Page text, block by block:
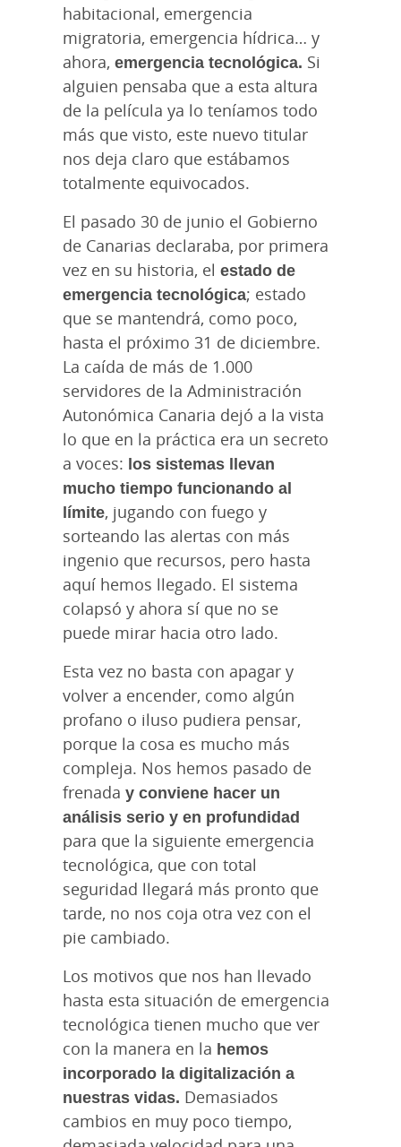
habitacional, emergencia
migratoria, emergencia hídrica… y
ahora, emergencia tecnológica. Si
alguien pensaba que a esta altura
de la película ya lo teníamos todo
más que visto, este nuevo titular
nos deja claro que estábamos
totalmente equivocados.
El pasado 30 de junio el Gobierno
de Canarias declaraba, por primera
vez en su historia, el estado de
emergencia tecnológica; estado
que se mantendrá, como poco,
hasta el próximo 31 de diciembre.
La caída de más de 1.000
servidores de la Administración
Autonómica Canaria dejó a la vista
lo que en la práctica era un secreto
a voces: los sistemas llevan
mucho tiempo funcionando al
límite, jugando con fuego y
sorteando las alertas con más
ingenio que recursos, pero hasta
aquí hemos llegado. El sistema
colapsó y ahora sí que no se
puede mirar hacia otro lado.
Esta vez no basta con apagar y
volver a encender, como algún
profano o iluso pudiera pensar,
porque la cosa es mucho más
compleja. Nos hemos pasado de
frenada y conviene hacer un
análisis serio y en profundidad
para que la siguiente emergencia
tecnológica, que con total
seguridad llegará más pronto que
tarde, no nos coja otra vez con el
pie cambiado.
Los motivos que nos han llevado
hasta esta situación de emergencia
tecnológica tienen mucho que ver
con la manera en la hemos
incorporado la digitalización a
nuestras vidas. Demasiados
cambios en muy poco tiempo,